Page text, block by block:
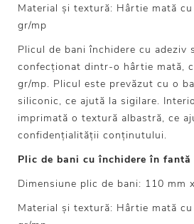
Material și textură: Hârtie mată
gr/mp
Plicul de bani închidere cu adeziv
confecționat dintr-o hârtie mată,
gr/mp. Plicul este prevăzut cu o
siliconic, ce ajută la sigilare.
imprimată o textură albastră, ce
confidențialității conținutului.
Plic de bani cu închidere în fantă
Dimensiune plic de bani: 110 mm
Material și textură: Hârtie mată